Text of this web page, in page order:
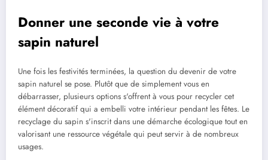
Donner une seconde vie à votre
sapin naturel
Une fois les festivités terminées, la question du devenir de votre
sapin naturel se pose. Plutôt que de simplement vous en
débarrasser, plusieurs options s'offrent à vous pour recycler cet
élément décoratif qui a embelli votre intérieur pendant les fêtes. Le
recyclage du sapin s'inscrit dans une démarche écologique tout en
valorisant une ressource végétale qui peut servir à de nombreux
usages.